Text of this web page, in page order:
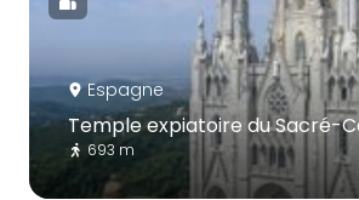
Espagne
Temple expiatoire du Sacré-
693 m